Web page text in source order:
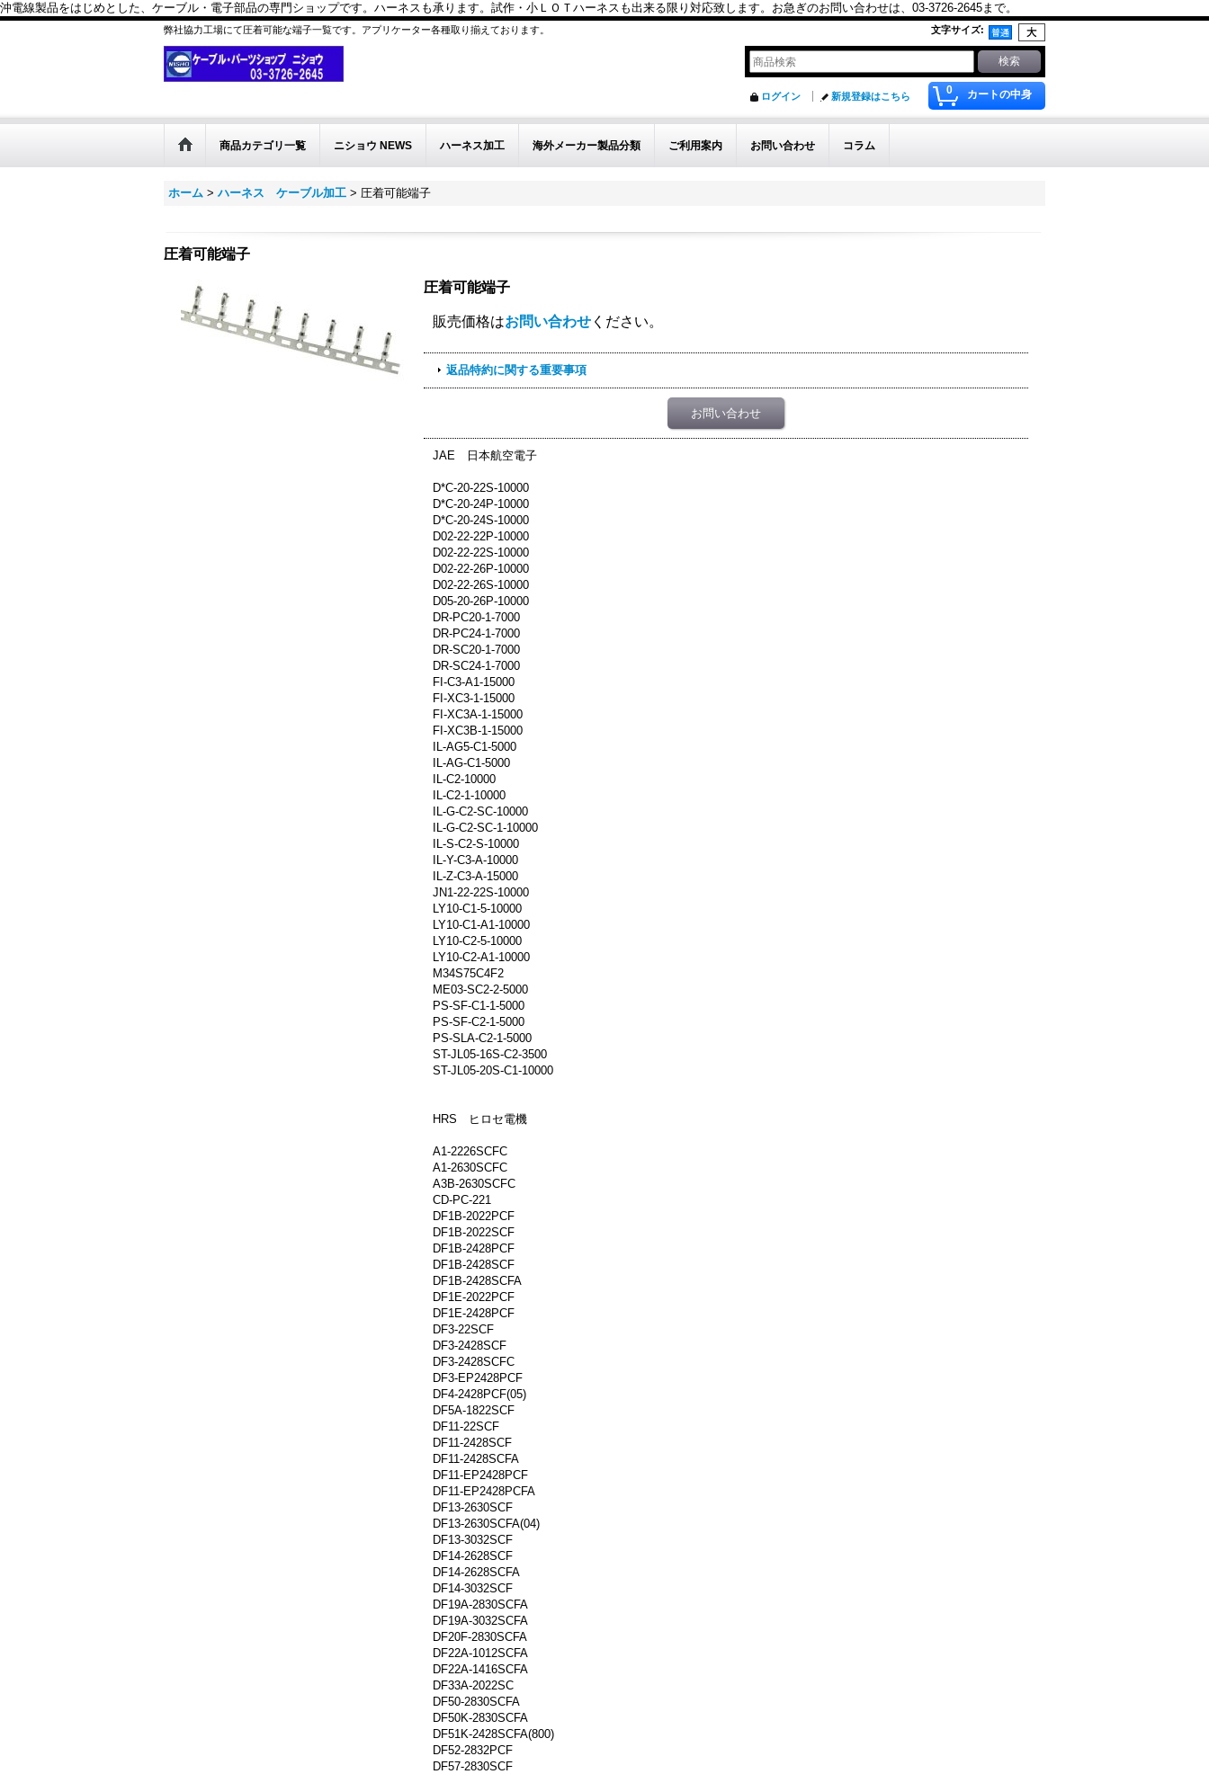
沖電線製品をはじめとした、ケーブル・電子部品の専門ショップです。ハーネスも承ります。試作・小ＬＯＴハーネスも出来る限り対応致します。お急ぎのお問い合わせは、03-3726-2645まで。
弊社協力工場にて圧着可能な端子一覧です。アプリケーター各種取り揃えております。 文字サイズ:
0 カートの中身
ログイン 新規登録はこちら
商品カテゴリ一覧 ニショウ NEWS ハーネス加工 海外メーカー製品分類 ご利用案内 お問い合わせ コラム
ホーム > ハーネス ケーブル加工 > 圧着可能端子
圧着可能端子
圧着可能端子
販売価格はお問い合わせ ください。
返品特約に関する重要事項
お問い合わせ
JAE 日本航空電子
D*C-20-22S-10000
D*C-20-24P-10000
D*C-20-24S-10000
D02-22-22P-10000
D02-22-22S-10000
D02-22-26P-10000
D02-22-26S-10000
D05-20-26P-10000
DR-PC20-1-7000
DR-PC24-1-7000
DR-SC20-1-7000
DR-SC24-1-7000
FI-C3-A1-15000
FI-XC3-1-15000
FI-XC3A-1-15000
FI-XC3B-1-15000
IL-AG5-C1-5000
IL-AG-C1-5000
IL-C2-10000
IL-C2-1-10000
IL-G-C2-SC-10000
IL-G-C2-SC-1-10000
IL-S-C2-S-10000
IL-Y-C3-A-10000
IL-Z-C3-A-15000
JN1-22-22S-10000
LY10-C1-5-10000
LY10-C1-A1-10000
LY10-C2-5-10000
LY10-C2-A1-10000
M34S75C4F2
ME03-SC2-2-5000
PS-SF-C1-1-5000
PS-SF-C2-1-5000
PS-SLA-C2-1-5000
ST-JL05-16S-C2-3500
ST-JL05-20S-C1-10000
HRS ヒロセ電機
A1-2226SCFC
A1-2630SCFC
A3B-2630SCFC
CD-PC-221
DF1B-2022PCF
DF1B-2022SCF
DF1B-2428PCF
DF1B-2428SCF
DF1B-2428SCFA
DF1E-2022PCF
DF1E-2428PCF
DF3-22SCF
DF3-2428SCF
DF3-2428SCFC
DF3-EP2428PCF
DF4-2428PCF(05)
DF5A-1822SCF
DF11-22SCF
DF11-2428SCF
DF11-2428SCFA
DF11-EP2428PCF
DF11-EP2428PCFA
DF13-2630SCF
DF13-2630SCFA(04)
DF13-3032SCF
DF14-2628SCF
DF14-2628SCFA
DF14-3032SCF
DF19A-2830SCFA
DF19A-3032SCFA
DF20F-2830SCFA
DF22A-1012SCFA
DF22A-1416SCFA
DF33A-2022SC
DF50-2830SCFA
DF50K-2830SCFA
DF51K-2428SCFA(800)
DF52-2832PCF
DF57-2830SCF